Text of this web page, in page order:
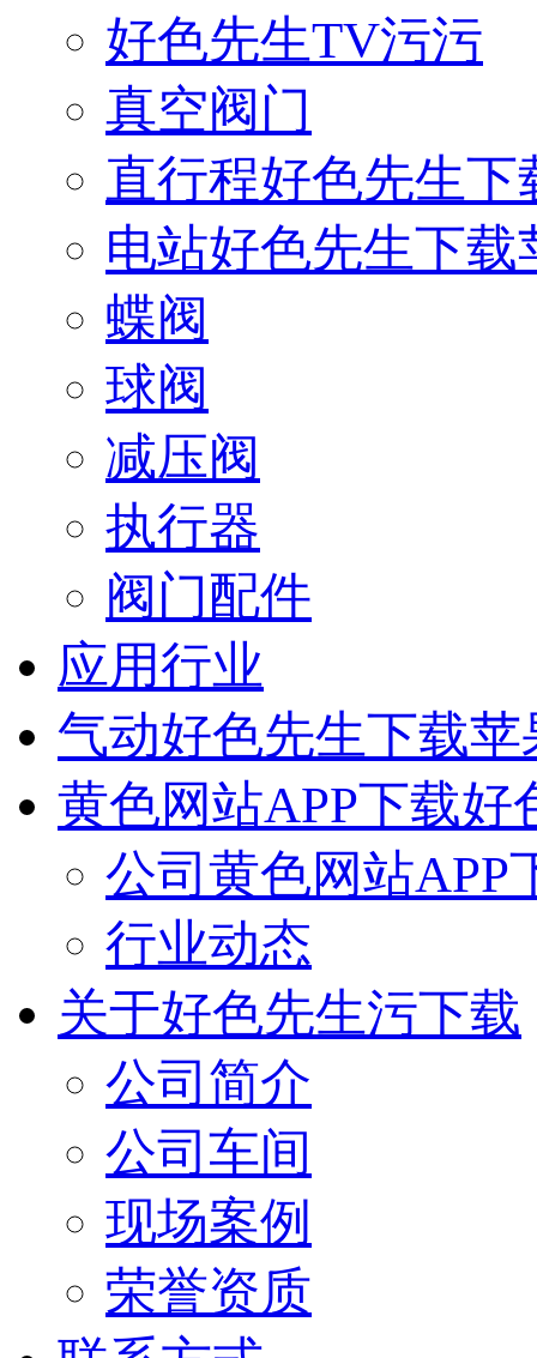
好色先生TV污污
真空阀门
直行程好色先生
电站好色先生下
蝶阀
球阀
减压阀
执行器
阀门配件
应用行业
气动好色先生下载
黄色网站APP下载好
公司黄色网站APP
行业动态
关于好色先生污下载
公司简介
公司车间
现场案例
荣誉资质